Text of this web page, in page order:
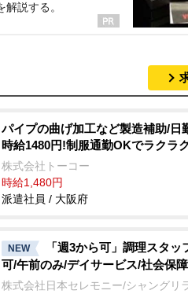
説する。
パイプの曲げ加工など製造補助/日
時給1480円!制服通勤OKでラクラク
株式会社トーコー
時給1,480円
派遣社員 / 大阪府
NEW
「週3から可」調理スタッ
可/午前のみ/デイサービス/社会保
株式会社日本セレモニー/シャングリ